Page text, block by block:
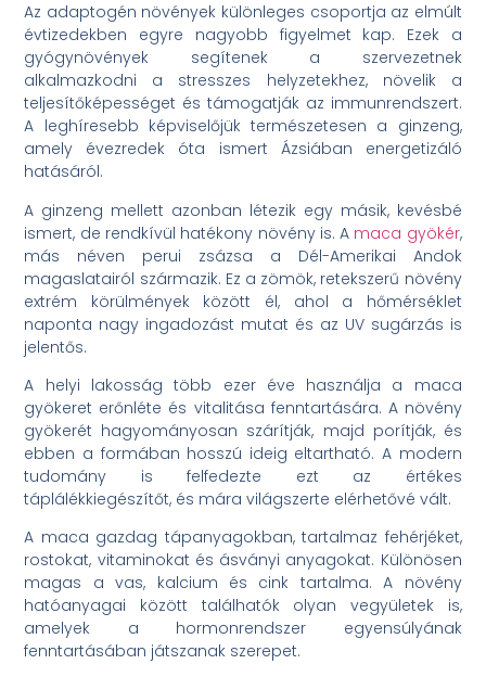
Az adaptogén növények különleges csoportja az elmúlt
évtizedekben egyre nagyobb figyelmet kap. Ezek a
gyógynövények segítenek a szervezetnek
alkalmazkodni a stresszes helyzetekhez, növelik a
teljesítőképességet és támogatják az immunrendszert.
A leghíresebb képviselőjük természetesen a ginzeng,
amely évezredek óta ismert Ázsiában energetizáló
hatásáról.
A ginzeng mellett azonban létezik egy másik, kevésbé
ismert, de rendkívül hatékony növény is. A maca gyökér,
más néven perui zsázsa a Dél-Amerikai Andok
magaslatairól származik. Ez a zömök, retekszerű növény
extrém körülmények között él, ahol a hőmérséklet
naponta nagy ingadozást mutat és az UV sugárzás is
jelentős.
A helyi lakosság több ezer éve használja a maca
gyökeret erőnléte és vitalitása fenntartására. A növény
gyökerét hagyományosan szárítják, majd porítják, és
ebben a formában hosszú ideig eltartható. A modern
tudomány is felfedezte ezt az értékes
táplálékkiegészítőt, és mára világszerte elérhetővé vált.
A maca gazdag tápanyagokban, tartalmaz fehérjéket,
rostokat, vitaminokat és ásványi anyagokat. Különösen
magas a vas, kalcium és cink tartalma. A növény
hatóanyagai között találhatók olyan vegyületek is,
amelyek a hormonrendszer egyensúlyának
fenntartásában játszanak szerepet.